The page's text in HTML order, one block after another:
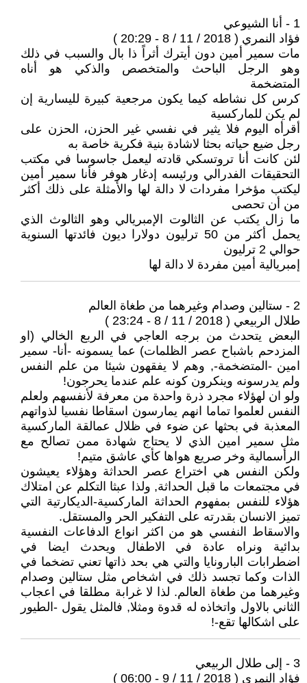
1 - أنا الشيوعي
فؤاد النمري ( 2018 / 11 / 8 - 20:29 )
مات سمير أمين دون أيترك أثراً ذا بال والسبب في ذلك
وهو الرجل الباحث والمتخصص والذكي هو أناه
المتضخمة
كرس كل نشاطه كيما يكون مرجعية كبيرة لليسارية إن
لم يكن للماركسية
أقرأه اليوم فلا يثير في نفسي غير الحزن، الحزن على
رجل ضيع حياته بحثا لاشادة بنية فكرية خاصة به
لئن كانت أنا تروتسكي قادته ليعمل جاسوسا في مكتب
التحقيقات الفدرالي ورئيسه إدغار هوفر فأنا سمير أمين
ليكتب مؤخرا مفردات لا دالة لها والأمثلة على ذلك أكثر
من أن تحصى
ما زال يكتب عن الثالوت الإمبريالي وهو الثالوث الذي
يحمل أكثر من 50 ترليون دولارا ديون فائدتها السنوية
حوالي 2 ترليون
إمبريالية أمين مفردة لا دالة لها
2 - ستالين وصدام وغيرهما من طغاة العالم
طلال الربيعي ( 2018 / 11 / 8 - 23:24 )
البعض يتحدث من برجه العاجي في الربع الخالي (او
المزدحم باشباح عصر الظلمات) عما يسمونه -أنا- سمير
امين -المتضخمة-, وهم لا يفقهون شيئا من علم النفس
ولم يدرسونه وينكرون كونه علم عندما يحرجون!
ولو ان لهؤلاء مجرد ذرة واحدة من معرفة لأنفسهم ولعلم
النفس لعلموا تماما انهم يمارسون اسقاطا نفسيا لذواتهم
المعذبة في بحثها عن ضوء في ظلال عمالقة الماركسية
مثل سمير امين الذي لا يحتاج شهادة ممن تصالح مع
الرأسمالية وخر صريع هواها كأي عاشق متيم!
ولكن النفس هي اختراع عصر الحداثة وهؤلاء يعيشون
في مجتمعات ما قبل الحداثة, ولذا عبثا التكلم عن امتلاك
هؤلاء للنفس بمفهوم الحداثة الماركسية-الديكارتية التي
تميز الانسان بقدرته على التفكير الحر والمستقل.
والاسقاط النفسي هو من اكثر انواع الدفاعات النفسية
بدائية ونراه عادة في الاطفال ويحدث ايضا في
اضطرابات البارونايا والتي هي بحد ذاتها تعني تضخما في
الذات وكما تجسد ذلك في اشخاص مثل ستالين وصدام
وغيرهما من طغاة العالم. لذا لا غرابة مطلقا في اعجاب
الثاني بالاول واتخاذه له قدوة ومثلا, فالمثل يقول -الطيور
على اشكالها تقع-!
3 - إلى طلال الربيعي
فؤاد النمري ( 2018 / 11 / 9 - 06:00 )